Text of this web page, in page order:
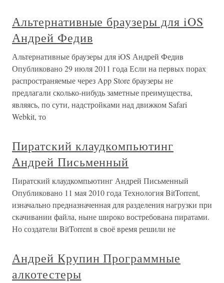
Альтернативные браузеры для iOS
Андрей Федив
Альтернативные браузеры для iOS Андрей Федив
Опубликовано 29 июля 2011 года Если на первых порах
распространяемые через App Store браузеры не
предлагали сколько-нибудь заметные преимущества,
являясь, по сути, надстройками над движком Safari
Webkit, то
Пиратский клаудкомпьютинг
Андрей Письменный
Пиратский клаудкомпьютинг Андрей Письменный
Опубликовано 11 мая 2010 года Технология BitTorrent,
изначально предназначенная для разделения нагрузки при
скачивании файла, ныне широко востребована пиратами.
Но создатели BitTorrent в своё время решили не
Андрей Крупин Программные
алкотестеры